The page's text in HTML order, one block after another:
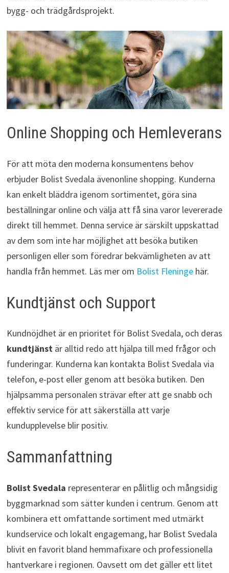
bygg- och trädgårdsprojekt.
Online Shopping och Hemleverans
För att möta den moderna konsumentens behov
erbjuder Bolist Svedala ävenonline shopping. Kunderna
kan enkelt bläddra igenom sortimentet, göra sina
beställningar online och välja att få sina varor levererade
direkt till hemmet. Denna service är särskilt uppskattad
av dem som inte har möjlighet att besöka butiken
personligen eller som föredrar bekvämligheten av att
handla från hemmet. Läs mer om Bolist Fleningehär.
Kundtjänst och Support
Kundnöjdhet är en prioritet för Bolist Svedala, och deras
kundtjänstär alltid redo att hjälpa till med frågor och
funderingar. Kunderna kan kontakta Bolist Svedala via
telefon, e-post eller genom att besöka butiken. Den
hjälpsamma personalen strävar efter att ge snabb och
effektiv service för att säkerställa att varje
kundupplevelse blir positiv.
Sammanfattning
Bolist Svedala representerar en pålitlig och mångsidig
byggmarknad som sätter kunden i centrum. Genom att
kombinera ett omfattande sortiment med utmärkt
kundservice och lokalt engagemang, har Bolist Svedala
blivit en favorit bland hemmafixare och professionella
hantverkare i regionen. Oavsett om det gäller ett litet